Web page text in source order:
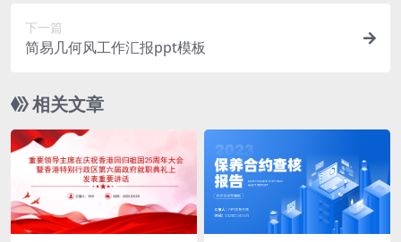
下一篇
简易几何风工作汇报ppt模板
相关文章